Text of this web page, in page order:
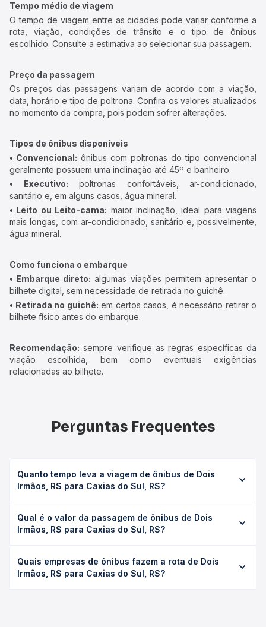
Tempo médio de viagem
O tempo de viagem entre as cidades pode variar conforme a
rota, viação, condições de trânsito e o tipo de ônibus
escolhido. Consulte a estimativa ao selecionar sua passagem.
Preço da passagem
Os preços das passagens variam de acordo com a viação,
data, horário e tipo de poltrona. Confira os valores atualizados
no momento da compra, pois podem sofrer alterações.
Tipos de ônibus disponíveis
• Convencional: ônibus com poltronas do tipo convencional
geralmente possuem uma inclinação até 45º e banheiro.
• Executivo: poltronas confortáveis, ar-condicionado,
sanitário e, em alguns casos, água mineral.
• Leito ou Leito-cama: maior inclinação, ideal para viagens
mais longas, com ar-condicionado, sanitário e, possivelmente,
água mineral.
Como funciona o embarque
• Embarque direto: algumas viações permitem apresentar o
bilhete digital, sem necessidade de retirada no guichê.
• Retirada no guichê: em certos casos, é necessário retirar o
bilhete físico antes do embarque.
Recomendação: sempre verifique as regras específicas da
viação escolhida, bem como eventuais exigências
relacionadas ao bilhete.
Perguntas Frequentes
Quanto tempo leva a viagem de ônibus de Dois
Irmãos, RS para Caxias do Sul, RS?
Sul, RS leva em média 2h 30min, podendo variar conforme
a viação, o tipo de serviço (convencional, executivo ou
exata de cada opção na data desejada.
Qual é o valor da passagem de ônibus de Dois
Irmãos, RS para Caxias do Sul, RS?
Caxias do Sul, RS custa em média R$ 31,30 e varia
conforme a data da viagem, a empresa, o tipo de poltrona
Quais empresas de ônibus fazem a rota de Dois
Irmãos, RS para Caxias do Sul, RS?